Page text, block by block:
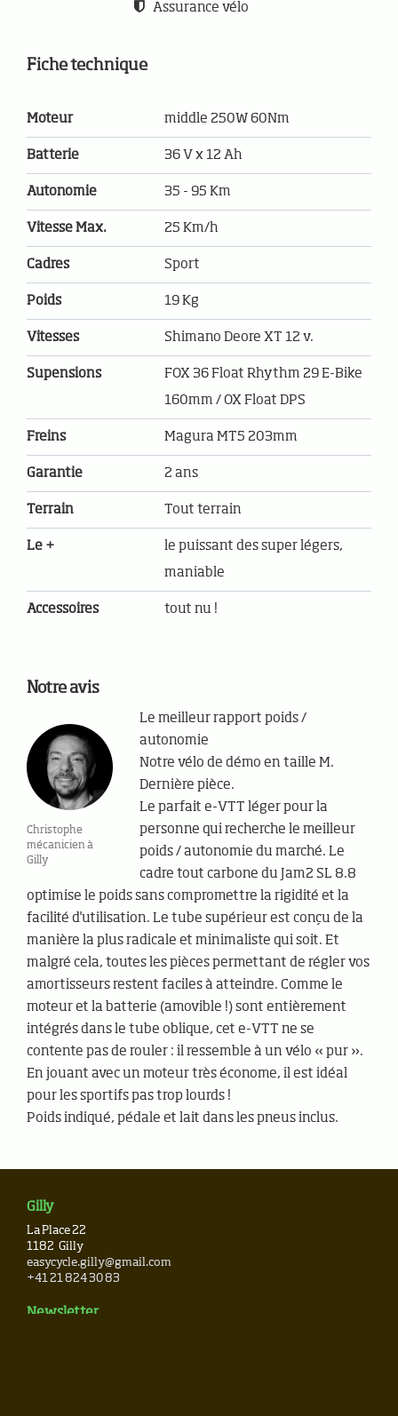
Assurance vélo
Fiche technique
Moteur middle 250W 60Nm
Batterie 36 V x 12 Ah
Autonomie 35 - 95 Km
Vitesse Max. 25 Km/h
Cadres Sport
Poids 19 Kg
Vitesses Shimano Deore XT 12 v.
Supensions
FOX 36 Float Rhythm 29 E-Bike
160mm / OX Float DPS
Freins Magura MT5 203mm
Garantie 2 ans
Terrain Tout terrain
Le +
le puissant des super légers,
maniable
Accessoires tout nu !
Notre avis
Christophe
mécanicien à
Gilly
Le meilleur rapport poids /
autonomie
Notre vélo de démo en taille M.
Dernière pièce.
Le parfait e-VTT léger pour la
personne qui recherche le meilleur
poids / autonomie du marché. Le
cadre tout carbone du Jam2 SL 8.8
optimise le poids sans compromettre la rigidité et la
facilité d'utilisation. Le tube supérieur est conçu de la
manière la plus radicale et minimaliste qui soit. Et
malgré cela, toutes les pièces permettant de régler vos
amortisseurs restent faciles à atteindre. Comme le
moteur et la batterie (amovible !) sont entièrement
intégrés dans le tube oblique, cet e-VTT ne se
contente pas de rouler : il ressemble à un vélo « pur ».
En jouant avec un moteur très économe, il est idéal
pour les sportifs pas trop lourds !
Poids indiqué, pédale et lait dans les pneus inclus.
Gilly
La Place 22
1182 Gilly
easycycle.gilly@gmail.com
+41 21 824 30 83
Newsletter